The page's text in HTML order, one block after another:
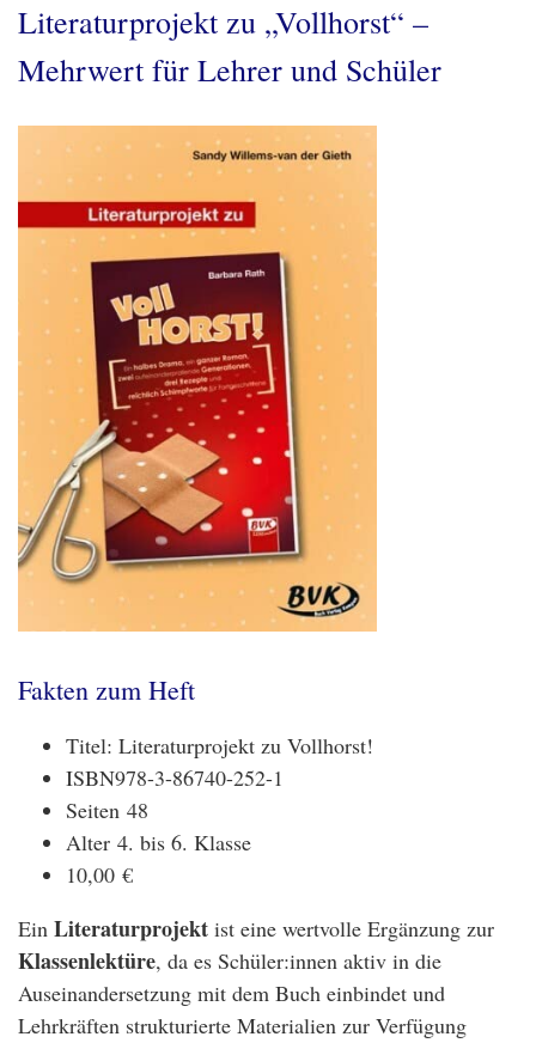
Literaturprojekt zu „Vollhorst“ –
Mehrwert für Lehrer und Schüler
Fakten zum Heft
Titel: Literaturprojekt zu Vollhorst!
ISBN978-3-86740-252-1
Seiten 48
Alter 4. bis 6. Klasse
10,00 €
Ein Literaturprojekt ist eine wertvolle Ergänzung zur
Klassenlektüre, da es Schüler:innen aktiv in die
Auseinandersetzung mit dem Buch einbindet und
Lehrkräften strukturierte Materialien zur Verfügung